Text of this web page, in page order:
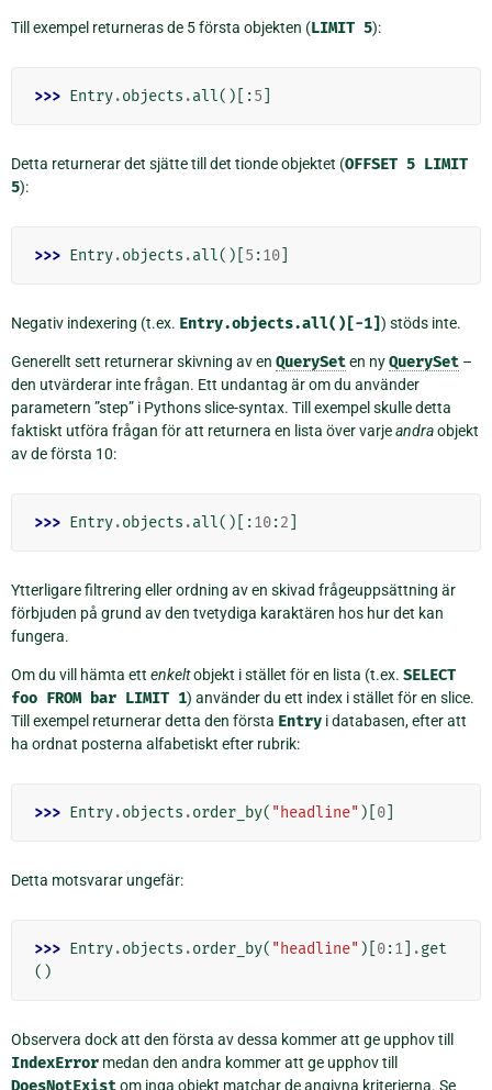
Till exempel returneras de 5 första objekten (LIMIT 5):
>>> Entry.objects .all()[:5
Detta returnerar det sjätte till det tionde objektet (OFFSET 5 LIMIT
5):
>>> Entry.objects .all()[ 5 :10
Negativ indexering (t.ex. Entry.objects.all()[-1]) stöds inte.
Generellt sett returnerar skivning av en QuerySeten nyQuerySet –
den utvärderar inte frågan. Ett undantag är om du använder
parametern ”step” i Pythons slice-syntax. Till exempel skulle detta
faktiskt utföra frågan för att returnera en lista över varjeandraobjekt
av de första 10:
>>> Entry.objects .all()[:10:2
Ytterligare filtrering eller ordning av en skivad frågeuppsättning är
förbjuden på grund av den tvetydiga karaktären hos hur det kan
fungera.
Om du vill hämta ett enkeltobjekt i stället för en lista (t.ex. SELECT
foo FROM bar LIMIT 1) använder du ett index i stället för en slice.
Till exempel returnerar detta den första Entry i databasen, efter att
ha ordnat posterna alfabetiskt efter rubrik:
>>> Entry.objects .order_by( "headline" )[ 0
Detta motsvarar ungefär:
>>> Entry.objects .order_by( "headline" )[ 0:1 .get
()
Observera dock att den första av dessa kommer att ge upphov till
IndexError medan den andra kommer att ge upphov till
om inga objekt matchar de angivna kriterierna. Se